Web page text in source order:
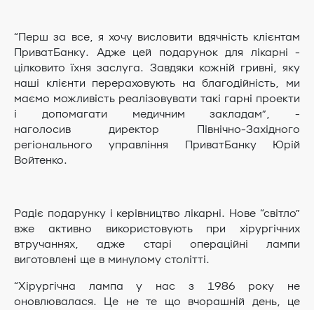
“Перш за все, я хочу висловити вдячність клієнтам
ПриватБанку. Адже цей подарунок для лікарні -
цілковито їхня заслуга. Завдяки кожній гривні, яку
наші клієнти перераховують на благодійність, ми
маємо можливість реалізовувати такі гарні проекти
і допомагати медичним закладам”, -
наголосив директор Північно-Західного
регіонального управління ПриватБанку Юрій
Войтенко.
Радіє подарунку і керівництво лікарні. Нове “світло”
вже активно використовують при хірургічних
втручаннях, адже старі операційні лампи
виготовлені ще в минулому столітті.
“Хірургічна лампа у нас з 1986 року не
оновлювалася. Це не те що вчорашній день, це